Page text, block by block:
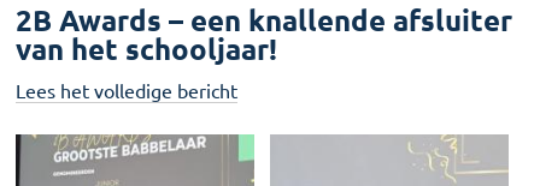
2B Awards – een knallende afsluiter
van het schooljaar!
Lees het volledige bericht